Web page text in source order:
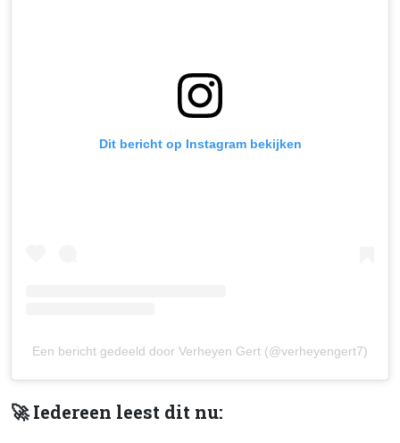
Dit bericht op Instagram bekijken
Een bericht gedeeld door Verheyen Gert (@verheyengert7)
🚀 Iedereen leest dit nu: